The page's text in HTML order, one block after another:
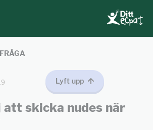
FRÅGA
Lyft upp
skicka nudes när